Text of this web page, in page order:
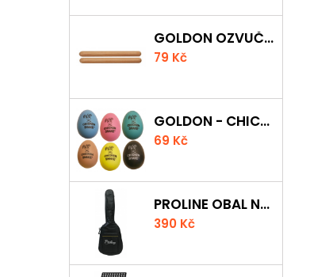
GOLDON OZVUČNÁ DŘÍVKA 15 X 150MM
79 Kč
GOLDON - CHICKEN SHAKER
69 Kč
PROLINE OBAL NA AKUSTICKOU KYTARU S 5 MM POLSTROVÁNÍM
390 Kč